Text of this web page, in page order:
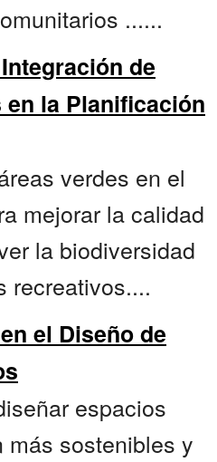
......
de
la Planificación
verdes en el
mejorar la calidad
la biodiversidad
recreativos....
el Diseño de
espacios
más sostenibles y